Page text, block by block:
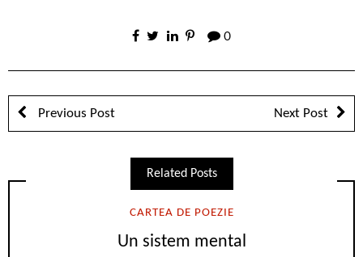
0
Previous Post Next Post
Related Posts
CARTEA DE POEZIE
Un sistem mental